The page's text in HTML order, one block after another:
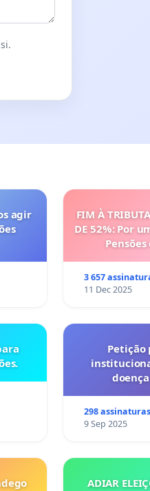
agir
FIM À
DE 52%: Por
3 657
11 Dec 2025
Petição
298 assinaturas
9 Sep 2025
ADIAR